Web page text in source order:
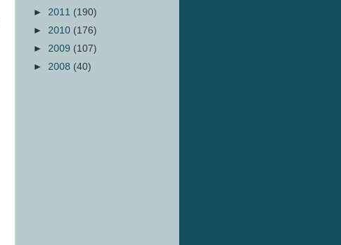
► 2011 (190)
► 2010 (176)
► 2009 (107)
► 2008 (40)